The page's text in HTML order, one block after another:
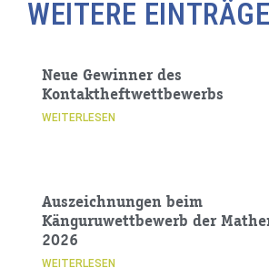
WEITERE
Neue Gewinner des
Kontaktheftwettbewerbs
WEITERLESEN
Auszeichnungen beim
Känguruwettbewerb der
2026
WEITERLESEN